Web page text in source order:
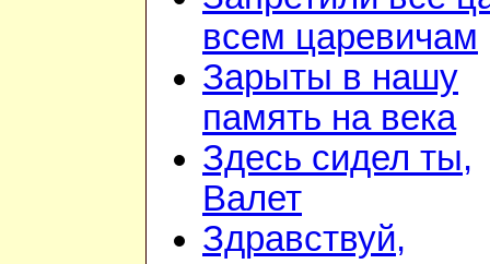
всем царевичам
Зарыты в нашу
память на века
Здесь сидел ты,
Валет
Здравствуй,